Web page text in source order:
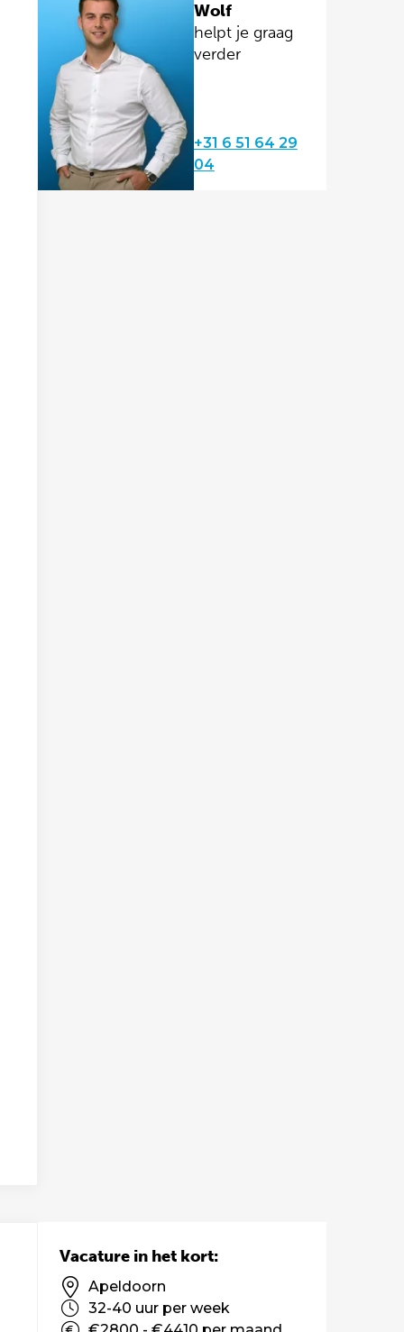
Wolf
helpt je graag
verder
+31 6 51 64 29
04
Vacature in het kort:
Apeldoorn
32-40 uur per week